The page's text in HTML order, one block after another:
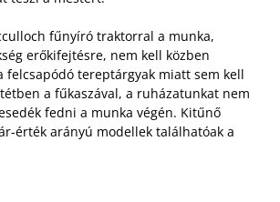
fűnyíró traktorral a munka,
erőkifejtésre, nem kell közben
felcsapódó tereptárgyak miatt sem kell
a fűkaszával, a ruházatunkat nem
fedni a munka végén. Kitűnő
érték arányú modellek találhatóak a